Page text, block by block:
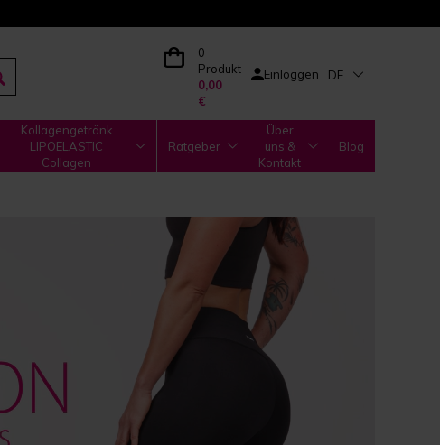
0
Produkt
0,00
€
Einloggen DE
Kollagengetränk
LIPOELASTIC
Collagen
Ratgeber
Über
uns &
Kontakt
Blog